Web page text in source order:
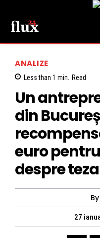
ANALIZE
Less than 1 min. Read
Un
din
euro
despre
By
27